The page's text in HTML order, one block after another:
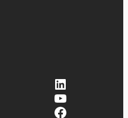
LinkedIn
YouTube
Facebook